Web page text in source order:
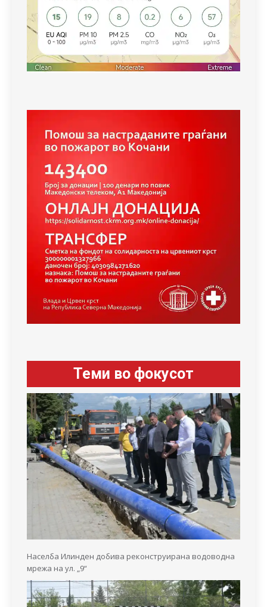
Теми во фокусот
Населба Илинден добива реконструирана водоводна
мрежа на ул. „9“